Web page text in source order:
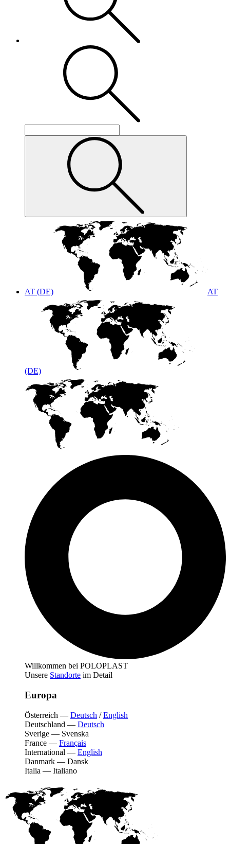
AT (DE) AT
(DE)
Willkommen bei POLOPLAST
Unsere Standorte im Detail
Europa
Österreich — Deutsch /English
Deutschland — Deutsch
Sverige — Svenska
France — Français
International — English
Danmark — Dansk
Italia — Italiano